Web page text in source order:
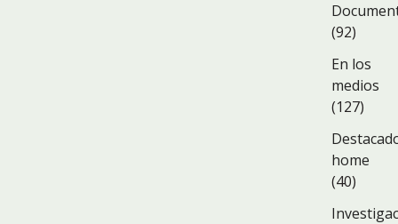
(92)
En los
medios
(127)
home
(40)